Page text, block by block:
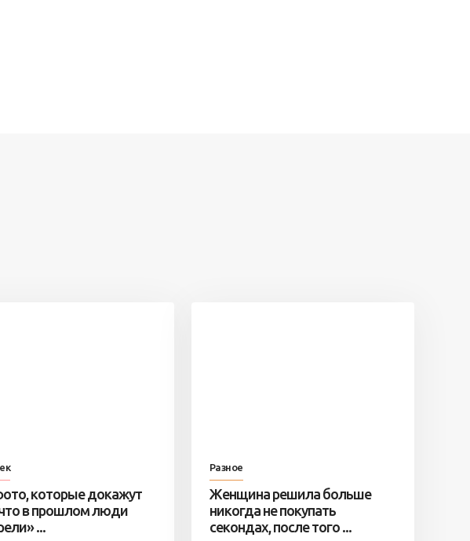
которые докажут
в прошлом люди
...
Разное
Женщина решила больше
никогда не покупать
секондах, после того ...